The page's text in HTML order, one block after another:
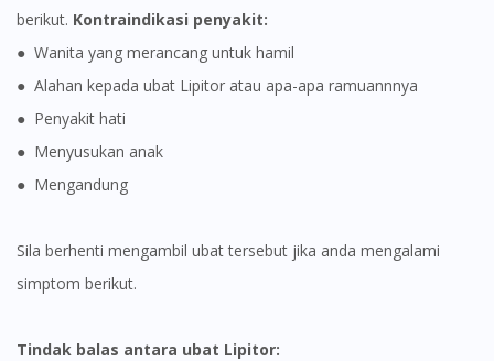
berikut. Kontraindikasi penyakit:
● Wanita yang merancang untuk hamil
● Alahan kepada ubat Lipitor atau apa-apa ramuannnya
● Penyakit hati
● Menyusukan anak
● Mengandung
Sila berhenti mengambil ubat tersebut jika anda mengalami
simptom berikut.
Tindak balas antara ubat Lipitor: